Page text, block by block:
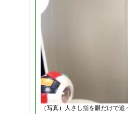
（写真）人さし指を眼だけで追